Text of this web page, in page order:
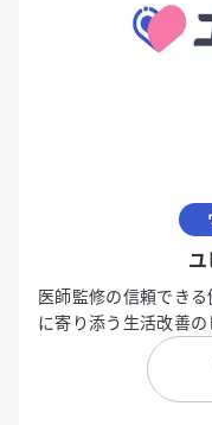
医師監修の信頼でき
に寄り添う生活改善の